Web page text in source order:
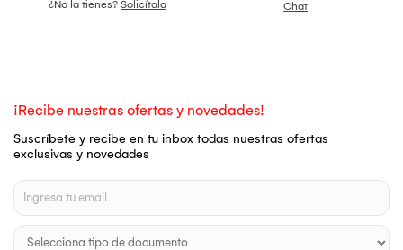
¿No la tienes? Solicítala
Chat
¡Recibe nuestras ofertas y novedades!
Suscríbete y recibe en tu inbox todas nuestras ofertas
exclusivas y novedades